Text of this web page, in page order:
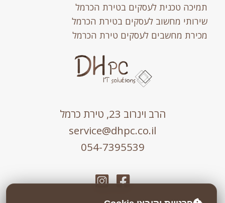
תמיכה טכנית לעסקים בטירת הכרמל
שירותי מחשוב לעסקים בטירת הכרמל
מכירת מחשבים לעסקים טירת הכרמל
הרב וינרוב 23, טירת כרמל
service@dhpc.co.il
054-7395539